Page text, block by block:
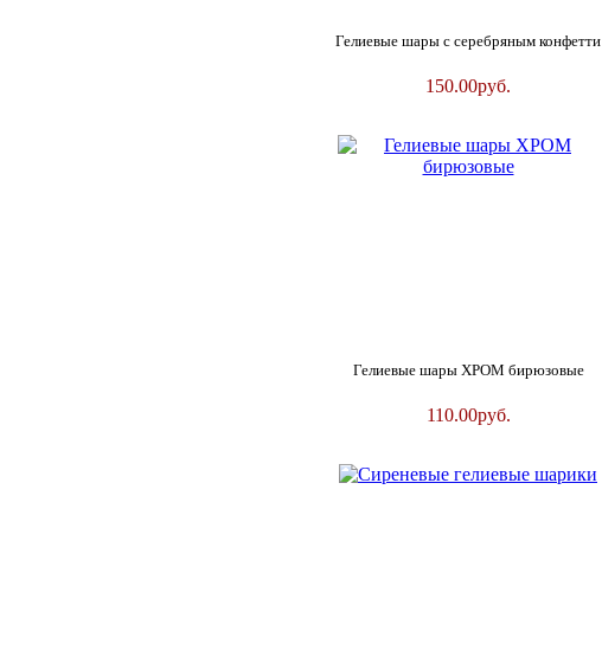
Гелиевые шары с серебряным конфетти
150.00руб.
Гелиевые шары ХРОМ бирюзовые
110.00руб.